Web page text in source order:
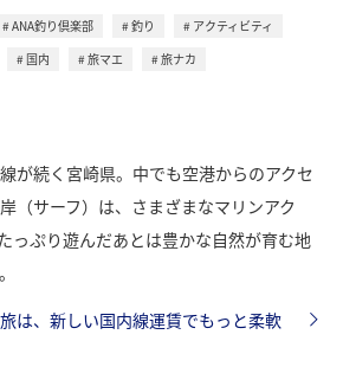
ANA釣り倶楽部 釣り
アクティビティ
国内 旅マエ
旅ナカ
が続く宮崎県。中でも空港からのアクセ
（サーフ）は、さまざまなマリンアク
っぷり遊んだあとは豊かな自然が育む地
は、新しい国内線運賃でもっと柔軟